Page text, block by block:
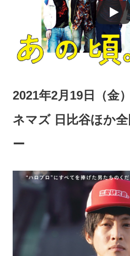
2021年2月19日（金
ネマズ 日比谷ほか
ー